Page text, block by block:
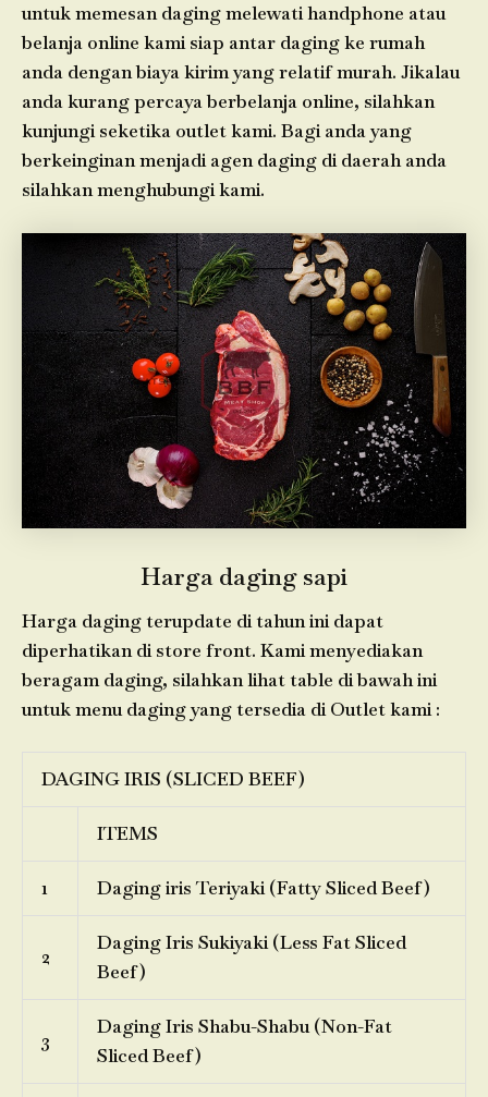
untuk memesan daging melewati handphone atau
belanja online kami siap antar daging ke rumah
anda dengan biaya kirim yang relatif murah. Jikalau
anda kurang percaya berbelanja online, silahkan
kunjungi seketika outlet kami. Bagi anda yang
berkeinginan menjadi agen daging di daerah anda
silahkan menghubungi kami.
Harga daging sapi
Harga daging terupdate di tahun ini dapat
diperhatikan di store front. Kami menyediakan
beragam daging, silahkan lihat table di bawah ini
untuk menu daging yang tersedia di Outlet kami :
DAGING IRIS (SLICED BEEF)
ITEMS
1 Daging iris Teriyaki (Fatty Sliced Beef)
2
Daging Iris Sukiyaki (Less Fat Sliced
Beef)
3
Daging Iris Shabu-Shabu (Non-Fat
Sliced Beef)